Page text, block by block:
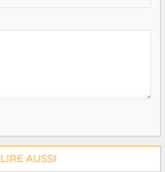
LIRE AUSSI